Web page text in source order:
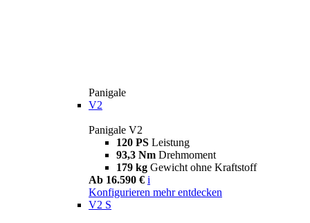
Panigale
V2
Panigale V2
120 PS Leistung
93,3 Nm Drehmoment
179 kg Gewicht ohne Kraftstoff
Ab 16.590 € i
Konfigurieren mehr entdecken
V2 S